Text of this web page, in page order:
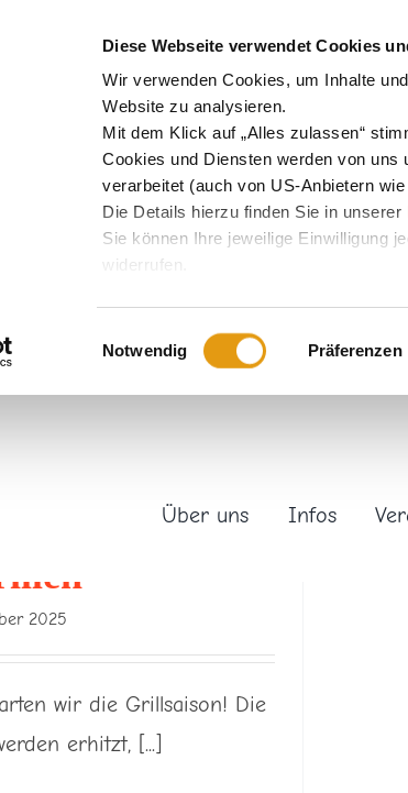
Diese Webseite verwendet Cookies
Wir verwenden Cookies, um Inhalte
Website zu analysieren.
Mit dem Klick auf „Alles zulassen“
Cookies und Diensten werden von uns
verarbeitet (auch von US-Anbietern wie
Die Details hierzu finden Sie in unserer
Sie können Ihre jeweilige Einwilligung
widerrufen.
Einwilligungsauswahl
Notwendig Präferenzen
Über uns
Infos
2025
wir die Grillsaison! Die
erhitzt, [...]